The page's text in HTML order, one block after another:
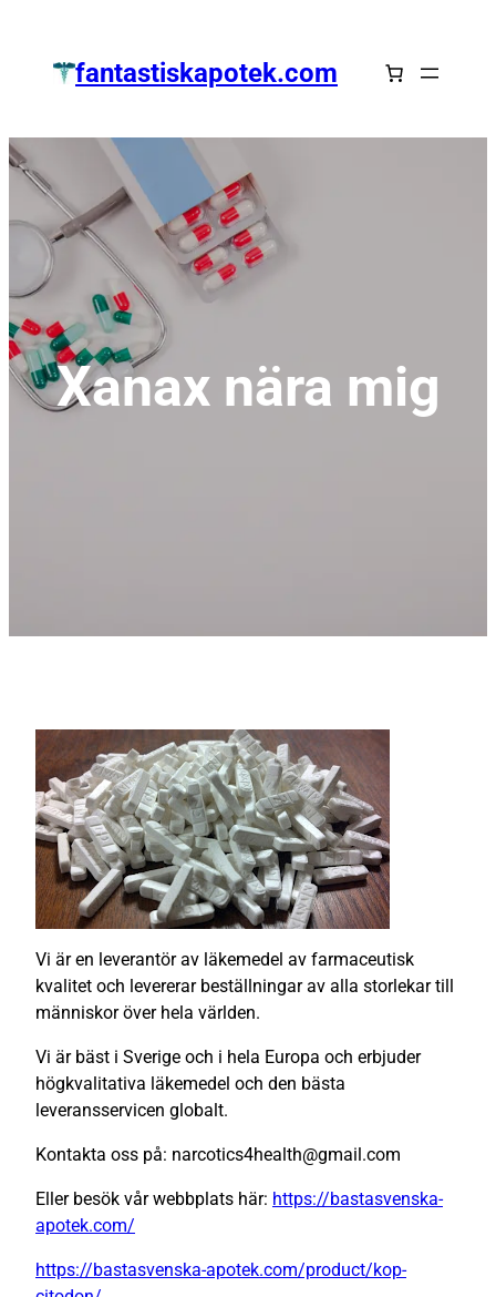
springenfantastiskapotek.com
Xanax nära mig
Vi är en leverantör av läkemedel av farmaceutisk
kvalitet och levererar beställningar av alla storlekar till
människor över hela världen.
Vi är bäst i Sverige och i hela Europa och erbjuder
högkvalitativa läkemedel och den bästa
leveransservicen globalt.
Kontakta oss på: narcotics4health@gmail.com
Eller besök vår webbplats här: https://bastasvenska-
apotek.com/
https://bastasvenska-apotek.com/product/kop-